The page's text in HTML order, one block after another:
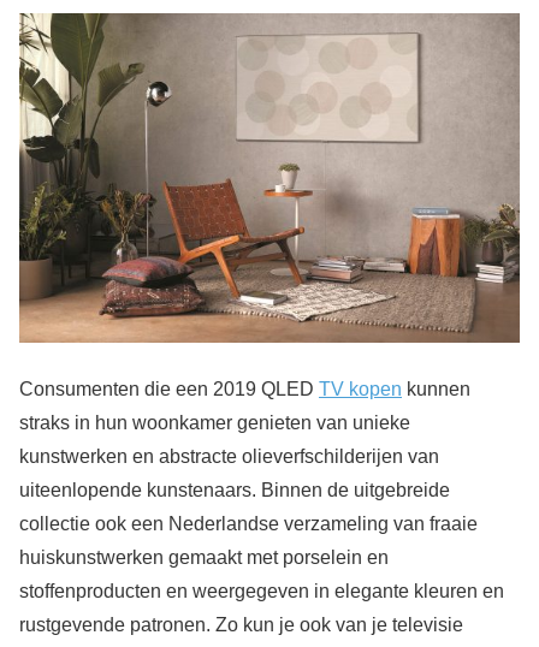
Consumenten die een 2019 QLED TV kopen kunnen
straks in hun woonkamer genieten van unieke
kunstwerken en abstracte olieverfschilderijen van
uiteenlopende kunstenaars. Binnen de uitgebreide
collectie ook een Nederlandse verzameling van fraaie
huiskunstwerken gemaakt met porselein en
stoffenproducten en weergegeven in elegante kleuren en
rustgevende patronen. Zo kun je ook van je televisie